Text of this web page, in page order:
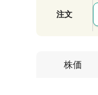
注文
株価